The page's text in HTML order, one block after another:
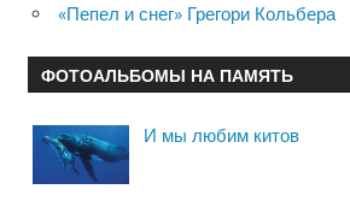
«Пепел и снег» Грегори Кольбера
ФОТОАЛЬБОМЫ НА ПАМЯТЬ
И мы любим китов